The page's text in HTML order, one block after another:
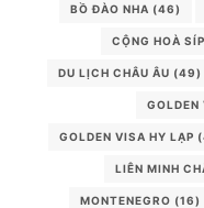
BỒ ĐÀO NHA (46)
CỘNG HOÀ SÍP
DU LỊCH CHÂU ÂU (49)
GOLDEN
GOLDEN VISA HY LẠP
LIÊN MINH
MONTENEGRO (16)